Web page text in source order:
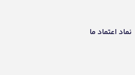
نماد اعتماد ما